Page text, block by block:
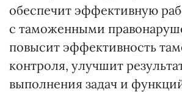
обеспечит эффективную
с таможенными
повысит эффективность
контроля, улучшит
выполнения задач и